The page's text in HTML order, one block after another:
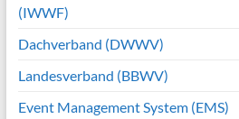
(IWWF)
Dachverband (DWWV)
Landesverband (BBWV)
Event Management System (EMS)